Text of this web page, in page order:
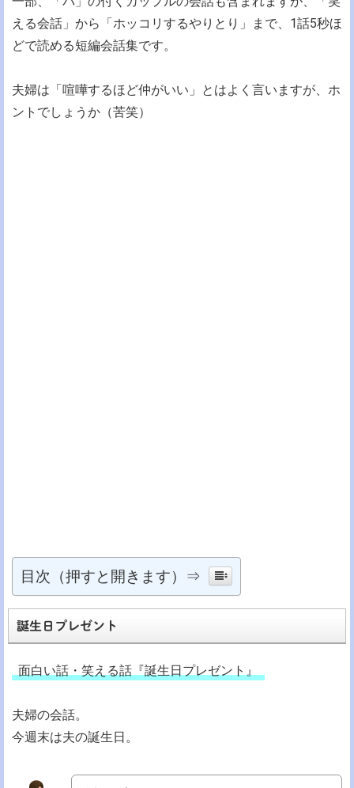
える会話」から「ホッコリするやりとり」まで、1話5秒ほ
どで読める短編会話集です。
夫婦は「喧嘩するほど仲がいい」とはよく言いますが、ホ
ントでしょうか（苦笑）
目次（押すと開きます）⇒
誕生日プレゼント
面白い話・笑える話『誕生日プレゼント』
夫婦の会話。
今週末は夫の誕生日。